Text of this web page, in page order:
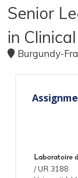
Senior
in
Burgundy-
Laboratoire
/UR 3188